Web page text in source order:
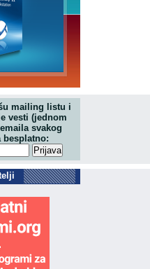
mailing listu i
vesti (jednom
svakog
besplatno: